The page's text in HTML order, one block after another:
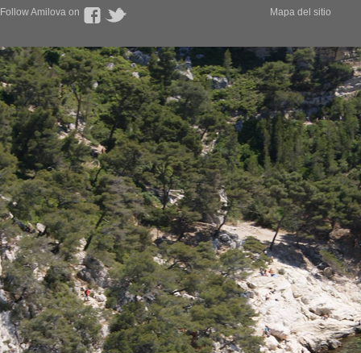
Follow Amilova on Mapa del sitio